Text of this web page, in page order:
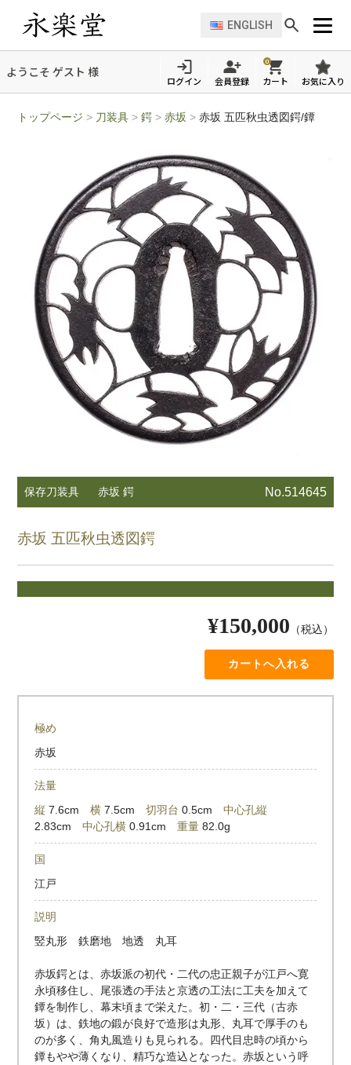
ENGLISH
ようこそ ゲスト 様
ログイン 会員登録
0
カート お気に入り
トップページ > 刀装具 >鍔 >赤坂 >赤坂 五匹秋虫透図鍔/鐔
保存刀装具 赤坂 鍔 No.514645
赤坂 五匹秋虫透図鍔
¥150,000 （税込）
極め
赤坂
法量
縦 7.6cm横 7.5cm切羽台 0.5cm中心孔縦
2.83cm中心孔横 0.91cm重量 82.0g
国
江戸
説明
竪丸形 鉄磨地 地透 丸耳
赤坂鍔とは、赤坂派の初代・二代の忠正親子が江戸へ寛
永頃移住し、尾張透の手法と京透の工法に工夫を加えて
鐔を制作し、幕末頃まで栄えた。初・二・三代（古赤
坂）は、鉄地の鍛が良好で造形は丸形、丸耳で厚手のも
のが多く、角丸風造りも見られる。四代目忠時の頃から
鐔もやや薄くなり、精巧な造込となった。赤坂という呼